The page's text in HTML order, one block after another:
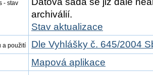
- stav
archiválií.
Stav aktualizace
a použití Dle Vyhlášky č. 645/2004
Mapová aplikace